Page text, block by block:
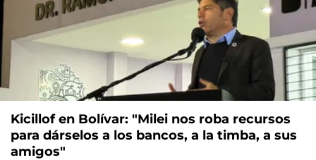
Kicillof en Bolívar: "Milei nos roba recursos
para dárselos a los bancos, a la timba, a sus
amigos"